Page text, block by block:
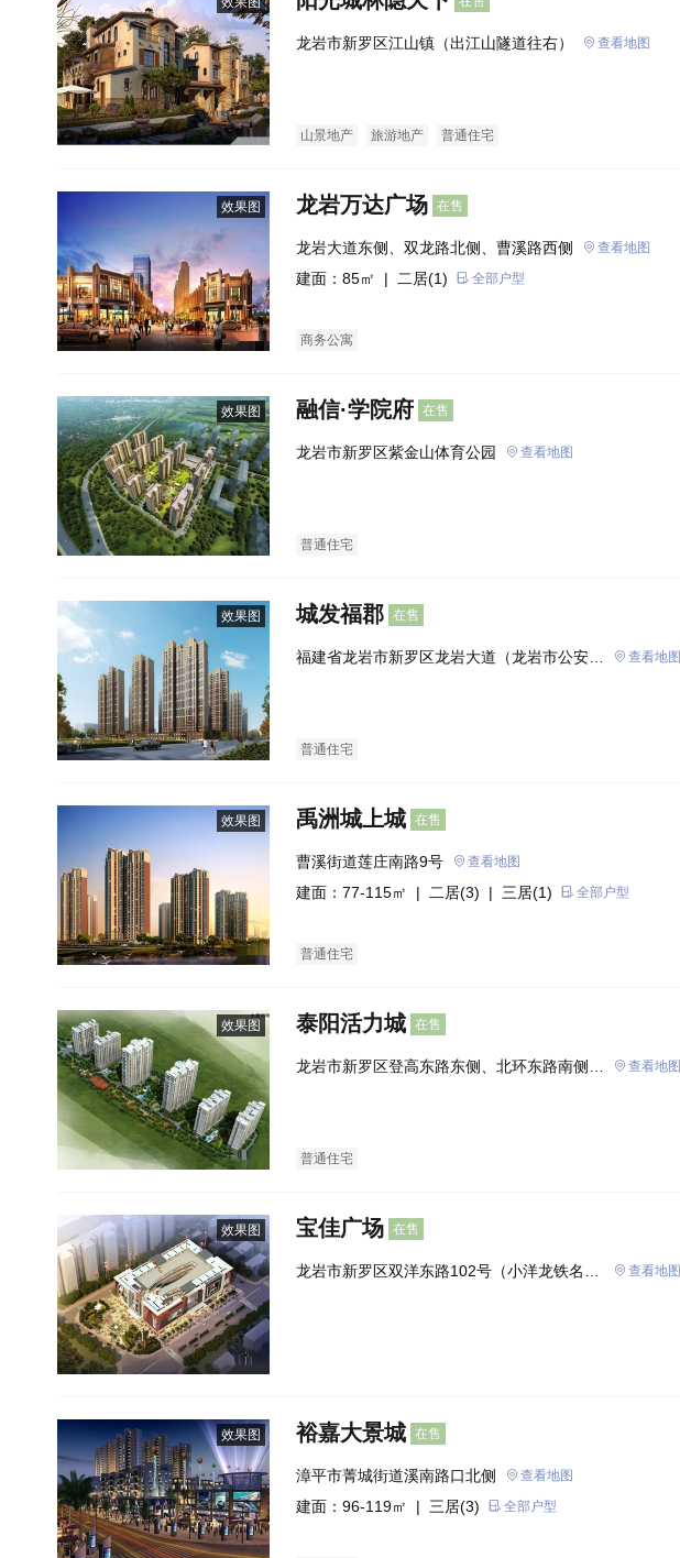
龙岩市新罗区江山镇（出江山隧道往右） 查看地图
山景地产 旅游地产 普通住宅
效果图 龙岩万达广场 在售
龙岩大道东侧、双龙路北侧、曹溪路西侧 查看地图
建面：85㎡ | 二居(1) 全部户型
商务公寓
效果图 融信·学院府 在售
龙岩市新罗区紫金山体育公园 查看地图
普通住宅
效果图 城发福郡 在售
福建省龙岩市新罗区龙岩大道（龙岩市公安局
查看地图
普通住宅
效果图 禹洲城上城 在售
曹溪街道莲庄南路9号 查看地图
建面：77-115㎡ | 二居(3) | 三居(1) 全部户型
普通住宅
效果图 泰阳活力城 在售
龙岩市新罗区登高东路东侧、北环东路南侧、
查看地图
普通住宅
效果图 宝佳广场 在售
龙岩市新罗区双洋东路102号（小洋龙铁名苑
查看地图
效果图 裕嘉大景城 在售
漳平市菁城街道溪南路口北侧 查看地图
建面：96-119㎡ | 三居(3) 全部户型